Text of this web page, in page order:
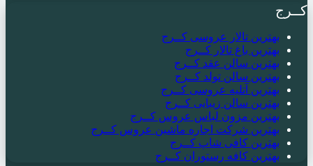
کــرج
بهترین تالار عروسی کــرج
بهترین باغ تالار کــرج
بهترین سالن عقد کــرج
بهترین سالن تولد کــرج
بهترین آتلیه عروسی کــرج
بهترین سالن زیبایی کــرج
بهترین مزون لباس عروس کــرج
بهترین شرکت اجاره ماشین عروس کــرج
بهترین کافی شاپ کــرج
بهترین کافه رستوران کــرج